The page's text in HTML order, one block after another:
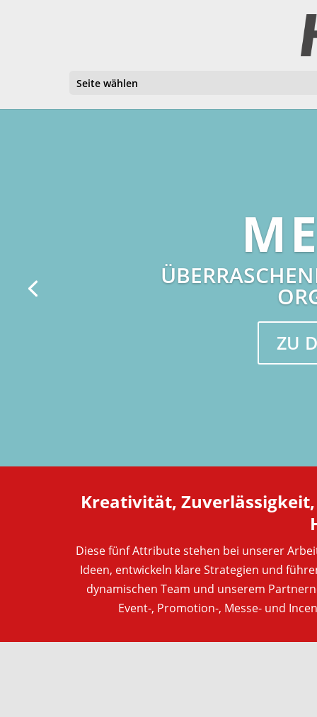
Seite wählen
ZU
Kreativität,
Diese fünf Attribute stehen bei unserer
Ideen, entwickeln klare Strategien und
dynamischen Team und unserem
Event-, Promotion-, Messe- und